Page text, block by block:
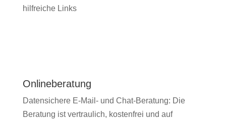
hilfreiche Links
Onlineberatung
Datensichere E-Mail- und Chat-Beratung: Die
Beratung ist vertraulich, kostenfrei und auf